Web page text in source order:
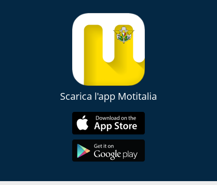
Scarica l'app Motitalia